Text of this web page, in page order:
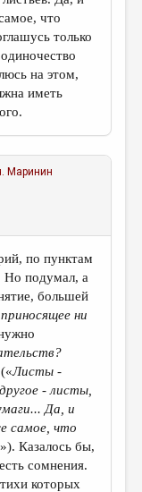
что
только
на этом,
иметь
Маринин
по пунктам
Но подумал, а
большей
ни
Листы -
- листы,
Да, и
самое, что
Казалось бы,
сомнения.
которых